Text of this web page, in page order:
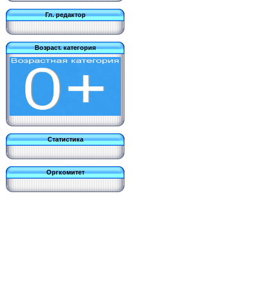
Гл. редактор
Возраст. категория
Статистика
Оргкомитет